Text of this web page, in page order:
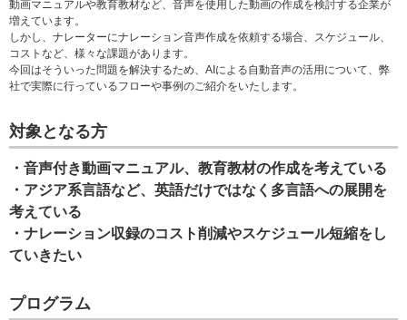
動画マニュアルや教育教材など、音声を使用した動画の作成を検討する企業が
増えています。
しかし、ナレーターにナレーション音声作成を依頼する場合、スケジュール、
コストなど、様々な課題があります。
今回はそういった問題を解決するため、AIによる自動音声の活用について、弊
社で実際に行っているフローや事例のご紹介をいたします。
対象となる方
・音声付き動画マニュアル、教育教材の作成を考えている
・アジア系言語など、英語だけではなく多言語への展開を
考えている
・ナレーション収録のコスト削減やスケジュール短縮をし
ていきたい
プログラム